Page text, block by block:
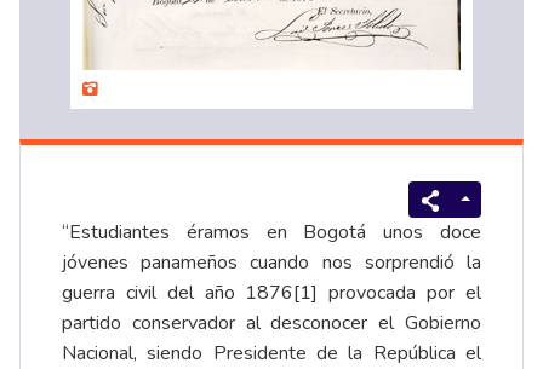
“Estudiantes éramos en Bogotá unos doce
jóvenes panameños cuando nos sorprendió la
guerra civil del año 1876[1] provocada por el
partido conservador al desconocer el Gobierno
Nacional, siendo Presidente de la República el